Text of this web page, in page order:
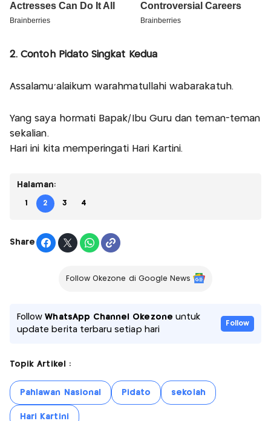
2. Contoh Pidato Singkat Kedua
Assalamu’alaikum warahmatullahi wabarakatuh.
Yang saya hormati Bapak/Ibu Guru dan teman-teman
sekalian.
Hari ini kita memperingati Hari Kartini.
Halaman:
1 2 3 4
Share
Follow Okezone di Google News
FollowWhatsApp Channel Okezone untuk
update berita terbaru setiap hari
Follow
Topik Artikel :
Pahlawan Nasional Pidato sekolah
Hari Kartini